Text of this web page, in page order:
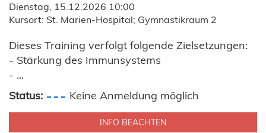
Dienstag, 15.12.2026 10:00
Kursort: St. Marien-Hospital; Gymnastikraum 2
Dieses Training verfolgt folgende Zielsetzungen:
- Stärkung des Immunsystems
- ...
Status:
Keine Anmeldung möglich
INFO BEACHTEN